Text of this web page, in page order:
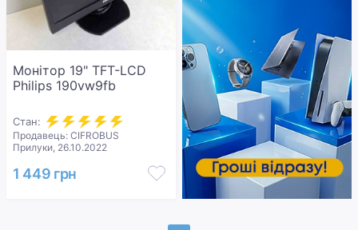
Монітор 19" TFT-LCD
Philips 190vw9fb
Стан:
Продавець: CIFROBUS
Прилуки, 26.10.2022
1 449 грн